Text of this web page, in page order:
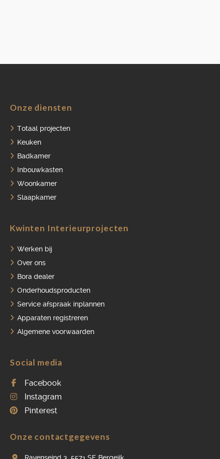
Onze diensten
Totaal projecten
Keuken
Badkamer
Inbouwkasten
Woonkamer
Slaapkamer
Kwinten Interieurprojecten
Werken bij
Over ons
Bora dealer
Onderhoudsproducten
Service afspraak inplannen
Apparaten registreren
Algemene voorwaarden
Social media
Facebook
Instagram
Pinterest
Onze contactgegevens